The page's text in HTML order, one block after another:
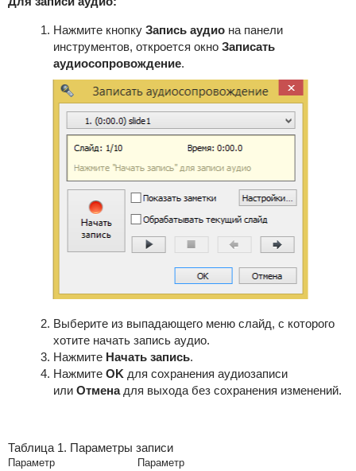
Нажмите кнопку Запись аудиона панели
инструментов, откроется окно Записать
аудиосопровождение.
Выберите из выпадающего меню слайд, с которого
хотите начать запись аудио.
Нажмите Начать запись.
Нажмите OK для сохранения аудиозаписи
или Отменадля выхода без сохранения изменений.
Таблица 1. Параметры записи
Параметр
Параметр